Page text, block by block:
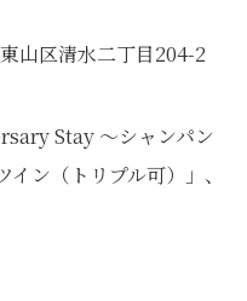
山区清水二丁目204-2
Stay ～シャンパン
ン（トリプル可）」、